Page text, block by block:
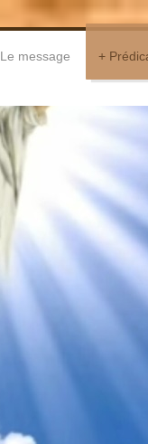
Le message